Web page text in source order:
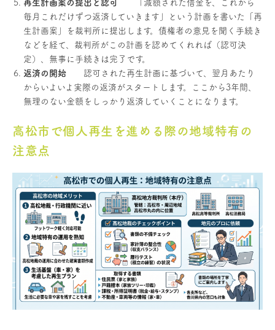
再生計画案の提出と認可
「減額された借金を、これから
毎月これだけずつ返済していきます」という計画を書いた「再
生計画案」を裁判所に提出します。債権者の意見を聞く手続き
などを経て、裁判所がこの計画を認めてくれれば（認可決
定）、無事に手続きは完了です。
返済の開始 認可された再生計画に基づいて、翌月あたり
からいよいよ実際の返済がスタートします。ここから3年間、
無理のない金額をしっかり返済していくことになります。
高松市で個人再生を進める際の地域特有の
注意点